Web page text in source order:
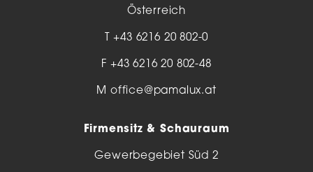
Österreich
T+43 6216 20 802-0
F +43 6216 20 802-48
M office@pamalux.at
Firmensitz & Schauraum
Gewerbegebiet Süd 2